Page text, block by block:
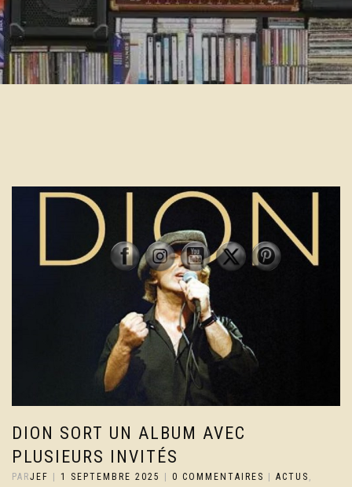
DION SORT UN ALBUM AVEC
PLUSIEURS INVITÉS
PARJEF | 1 SEPTEMBRE 2025 | 0 COMMENTAIRES | ACTUS